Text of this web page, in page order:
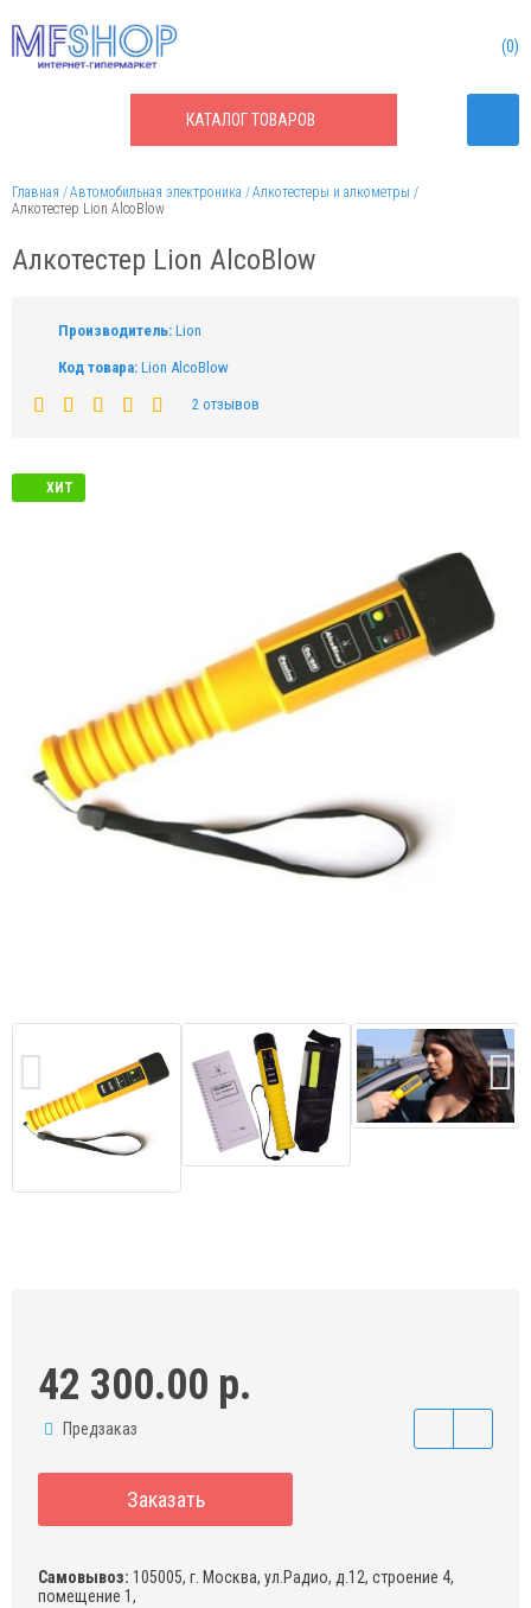
КАТАЛОГТОВАРОВ
0
Главная Автомобильная электроника
Алкотестеры и алкометры
Алкотестер Lion AlcoBlow
Алкотестер Lion AlcoBlow
Производитель: Lion
Код товара: Lion AlcoBlow
2 отзывов
ХИТ
42 300.00 р.
Предзаказ
Заказать
Самовывоз: 105005, г. Москва, ул.Радио, д.12, строение 4,
помещение 1,